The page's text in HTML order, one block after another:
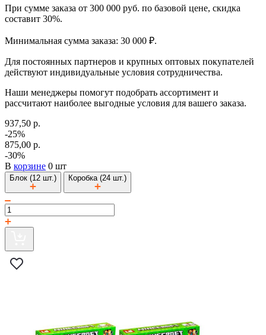
При сумме заказа от 300 000 руб. по базовой цене, скидка
составит 30%.
Минимальная сумма заказа: 30 000 ₽.
Для постоянных партнеров и крупных оптовых покупателей
действуют индивидуальные условия сотрудничества.
Наши менеджеры помогут подобрать ассортимент и
рассчитают наиболее выгодные условия для вашего заказа.
937,50 р.
-25%
875,00 р.
-30%
В корзине 0 шт
Блок (12 шт.) Коробка (24 шт.)